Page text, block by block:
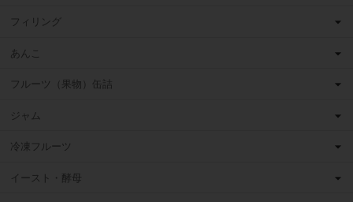
フィリング
あんこ
フルーツ（果物）缶詰
ジャム
冷凍フルーツ
イースト・酵母